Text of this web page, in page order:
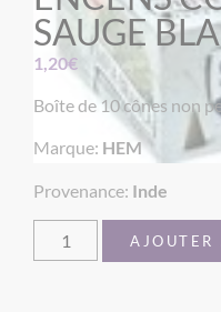
SAUGE
1,20€
Boîte de 10 cônes non
Marque: HEM
Provenance: Inde
AJOUTER